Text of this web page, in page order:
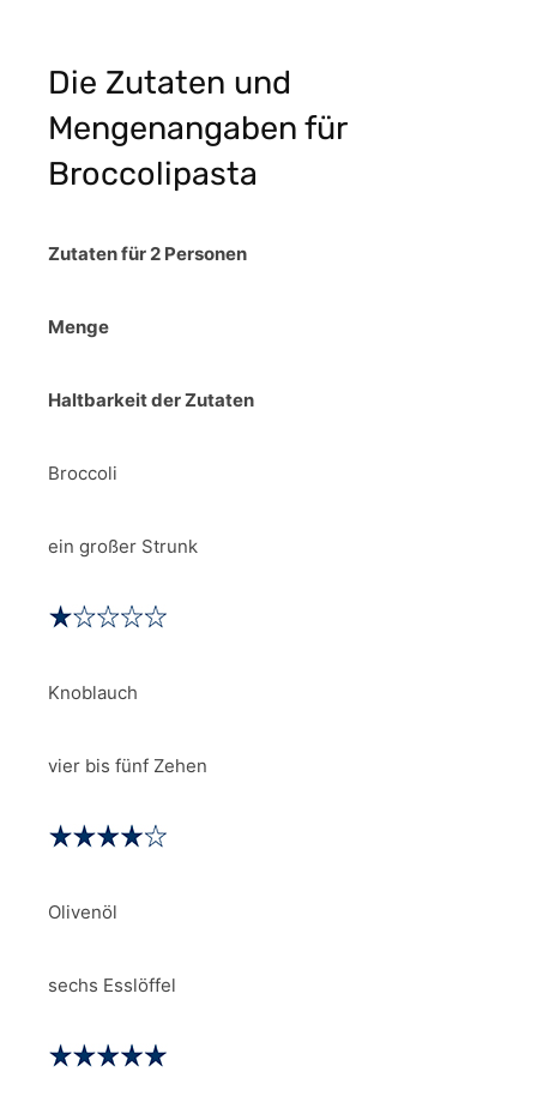
Die Zutaten und
Mengenangaben für
Broccolipasta
Zutaten für 2 Personen
Menge
Haltbarkeit der Zutaten
Broccoli
ein großer Strunk
Knoblauch
vier bis fünf Zehen
Olivenöl
sechs Esslöffel